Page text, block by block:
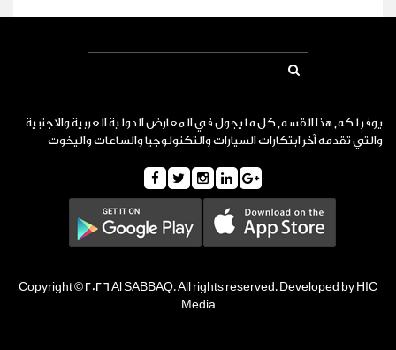
يوفر لكم هذا القسم كل ما يجول في المعارض الدولية العربية والاجنبية
والتي تقدمه آخر ابتكارات السيارات والتكنولوجيا والساعات واليخوت
Copyright © 2026 Al SABBAQ. All rights reserved. Developed by HIC
Media